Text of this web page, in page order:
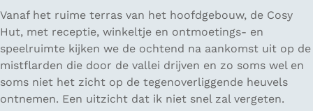
Vanaf het ruime terras van het hoofdgebouw, de Cosy
Hut, met receptie, winkeltje en ontmoetings- en
speelruimte kijken we de ochtend na aankomst uit op de
mistflarden die door de vallei drijven en zo soms wel en
soms niet het zicht op de tegenoverliggende heuvels
ontnemen. Een uitzicht dat ik niet snel zal vergeten.